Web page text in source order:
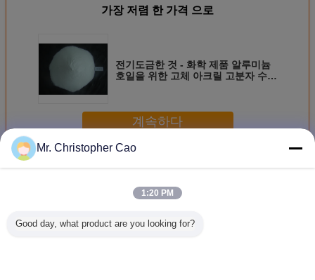
가장 저렴 한 가격 으로
전기도금한 것 - 화학 제품 알루미늄
호일을 위한 고체 아크릴 고분자 수지
계속하다
더 많은 것
Mr. Christopher Cao
1:20 PM
Good day, what product are you looking for?